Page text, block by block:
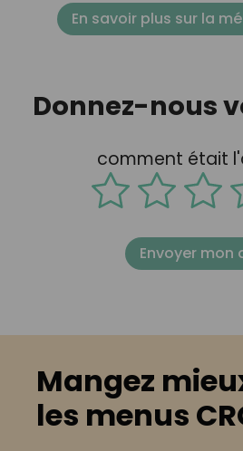
En savoir plus sur la
Donnez-nous
comment était
Envoyer mon
Mangez
les menus